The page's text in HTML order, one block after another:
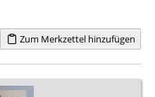
Zum Merkzettel hinzufügen